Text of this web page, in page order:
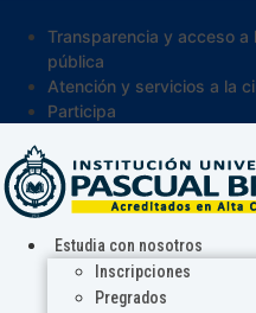
Transparencia y acceso a
pública
Atención y servicios a la
Participa
Estudia con nosotros
Inscripciones
Pregrados